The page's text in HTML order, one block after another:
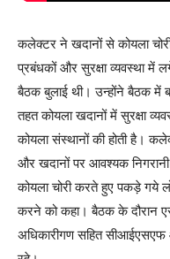
कलेक्टर ने खदानों से कोयला
प्रबंधकों और सुरक्षा व्यवस्था में
बैठक बुलाई थी। उन्होंने बैठक में
तहत कोयला खदानों में सुरक्षा
कोयला संस्थानों की होती है।
और खदानों पर आवश्यक
कोयला चोरी करते हुए पकड़े गये
करने को कहा। बैठक के दौरान
अधिकारीगण सहित सीआईएसएफ